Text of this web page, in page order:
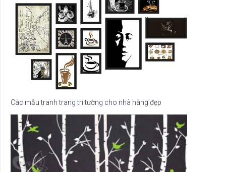
Các mẫu tranh trang trí tường cho nhà hàng đẹp